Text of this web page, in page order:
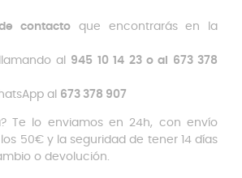
contacto que encontrarás en la
al 945 10 14 23 o al 673 378
al 673 378 907
Te lo enviamos en 24h, con envío
50€ y la seguridad de tener 14 días
o devolución.